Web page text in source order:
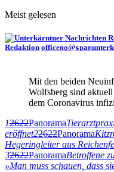
Meist gelesen
Redaktion officeno@spam
Mit den beiden
Wolfsberg sind
dem Coronavirus
12622Panorama
eröffnet22622Panorama
Hegeringleiter aus
32622PanoramaBetroffene
»Man muss schauen, dass